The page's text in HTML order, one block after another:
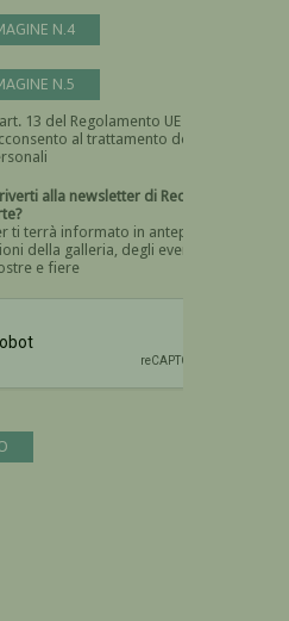
N.4
N.5
13 del Regolamento UE n.
al trattamento dei
Devi dare il consenso
alla newsletter di Recta
ti terrà informato in anteprima
della galleria, degli eventi
e fiere